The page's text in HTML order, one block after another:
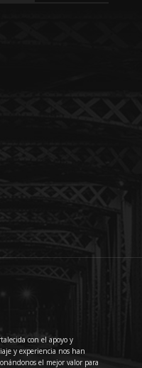
con el apoyo y
y experiencia nos han
el mejor valor para